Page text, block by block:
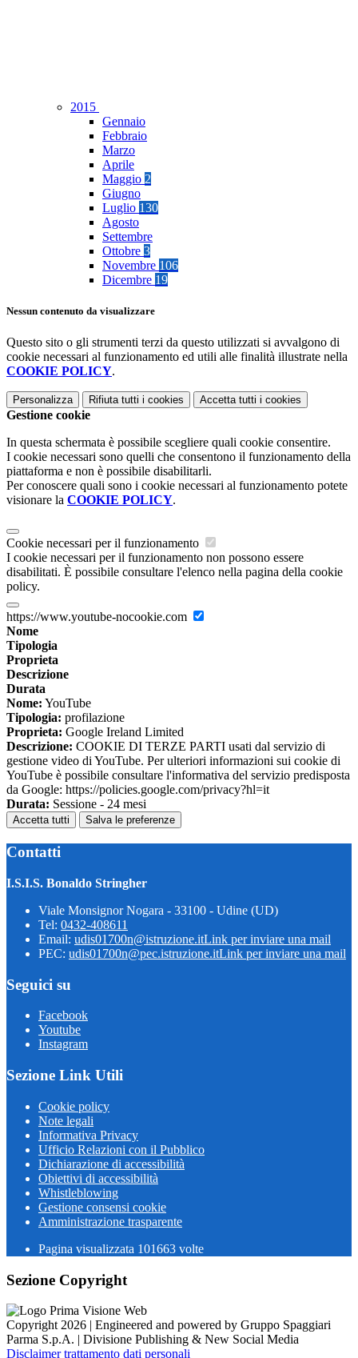
2015
Gennaio
Febbraio
Marzo
Aprile
Maggio 2
Giugno
Luglio 130
Agosto
Settembre
Ottobre 3
Novembre 106
Dicembre 19
Nessun contenuto da visualizzare
Questo sito o gli strumenti terzi da questo utilizzati si avvalgono di
cookie necessari al funzionamento ed utili alle finalità illustrate nella
COOKIE POLICY.
Personalizza Rifiuta tutti i cookies Accetta tutti i cookies
Gestione cookie
In questa schermata è possibile scegliere quali cookie consentire.
I cookie necessari sono quelli che consentono il funzionamento della
piattaforma e non è possibile disabilitarli.
Per conoscere quali sono i cookie necessari al funzionamento potete
visionare la COOKIE POLICY.
Cookie necessari per il funzionamento
I cookie necessari per il funzionamento non possono essere
disabilitati. È possibile consultare l'elenco nella pagina della cookie
policy.
https://www.youtube-nocookie.com
Nome
Tipologia
Proprieta
Descrizione
Durata
Nome: YouTube
Tipologia: profilazione
Proprieta: Google Ireland Limited
Descrizione: COOKIE DI TERZE PARTI usati dal servizio di
gestione video di YouTube. Per ulteriori informazioni sui cookie di
YouTube è possibile consultare l'informativa del servizio predisposta
da Google: https://policies.google.com/privacy?hl=it
Durata: Sessione - 24 mesi
Accetta tutti Salva le preferenze
Contatti
I.S.I.S. Bonaldo Stringher
Viale Monsignor Nogara - 33100 - Udine (UD)
Tel: 0432-408611
Email: udis01700n@istruzione.itLink per inviare una mail
PEC: udis01700n@pec.istruzione.itLink per inviare una mail
Seguici su
Facebook
Youtube
Instagram
Sezione Link Utili
Cookie policy
Note legali
Informativa Privacy
Ufficio Relazioni con il Pubblico
Dichiarazione di accessibilità
Obiettivi di accessibilità
Whistleblowing
Gestione consensi cookie
Amministrazione trasparente
Pagina visualizzata 101663 volte
Sezione Copyright
Copyright 2026 | Engineered and powered by Gruppo Spaggiari
Parma S.p.A. | Divisione Publishing & New Social Media
Disclaimer trattamento dati personali